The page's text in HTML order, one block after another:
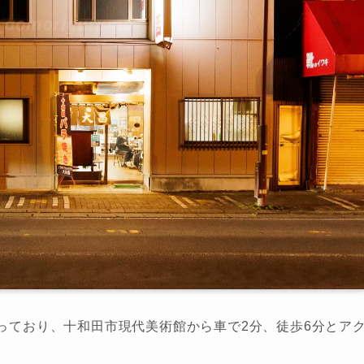
おり、十和田市現代美術館から車で2分、徒歩6分とア